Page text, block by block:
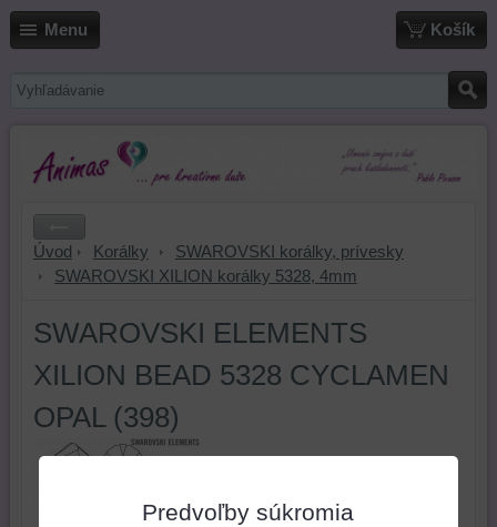
Menu Košík
Úvod Korálky
SWAROVSKI korálky, prívesky
SWAROVSKI XILION korálky 5328, 4mm
SWAROVSKI ELEMENTS
XILION BEAD 5328 CYCLAMEN
OPAL (398)
Veľkosť 4mm. Priemer otvoru
Predvoľby súkromia